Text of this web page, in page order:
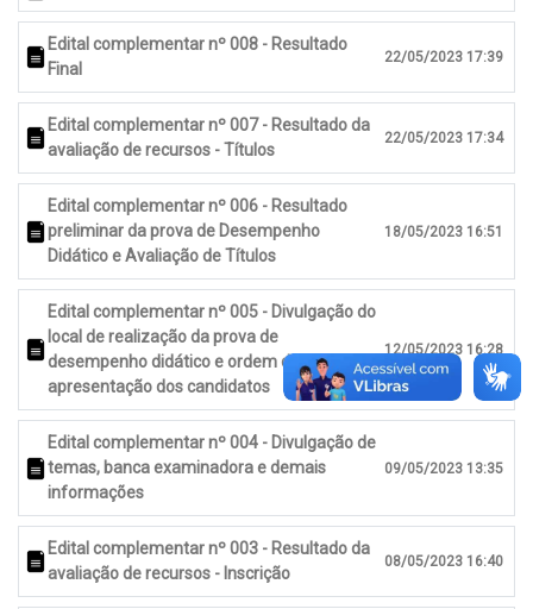
Edital complementar nº 008 - Resultado
Final
22/05/2023 17:39
Edital complementar nº 007 - Resultado da
avaliação de recursos - Títulos
22/05/2023 17:34
Edital complementar nº 006 - Resultado
preliminar da prova de Desempenho
Didático e Avaliação de Títulos
18/05/2023 16:51
Edital complementar nº 005 - Divulgação do
local de realização da prova de
desempenho didático e ordem de
apresentação dos candidatos
12/05/2023 16:28
Edital complementar nº 004 - Divulgação de
temas, banca examinadora e demais
informações
09/05/2023 13:35
Edital complementar nº 003 - Resultado da
avaliação de recursos - Inscrição
08/05/2023 16:40